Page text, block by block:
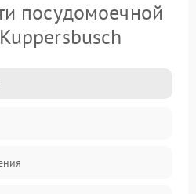
посудомоечной